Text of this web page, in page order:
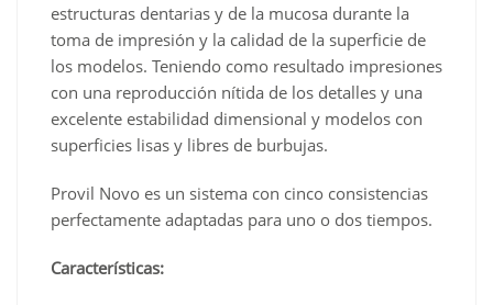
estructuras dentarias y de la mucosa durante la
toma de impresión y la calidad de la superficie de
los modelos. Teniendo como resultado impresiones
con una reproducción nítida de los detalles y una
excelente estabilidad dimensional y modelos con
superficies lisas y libres de burbujas.
Provil Novo es un sistema con cinco consistencias
perfectamente adaptadas para uno o dos tiempos.
Características: